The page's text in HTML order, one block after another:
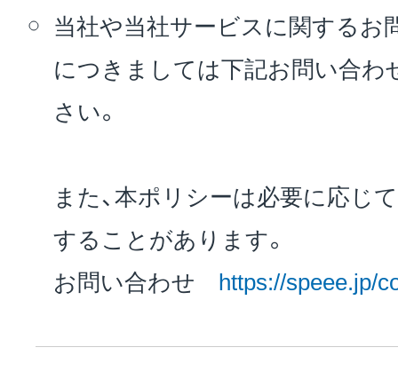
当社や当社サービスに関するお
につきましては下記お問い合
さい。
また、本ポリシーは必要に応じ
することがあります。
お問い合わせ https://speee.jp/